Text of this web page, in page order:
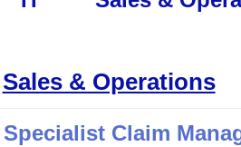
Sales & Operations
Specialist Claim